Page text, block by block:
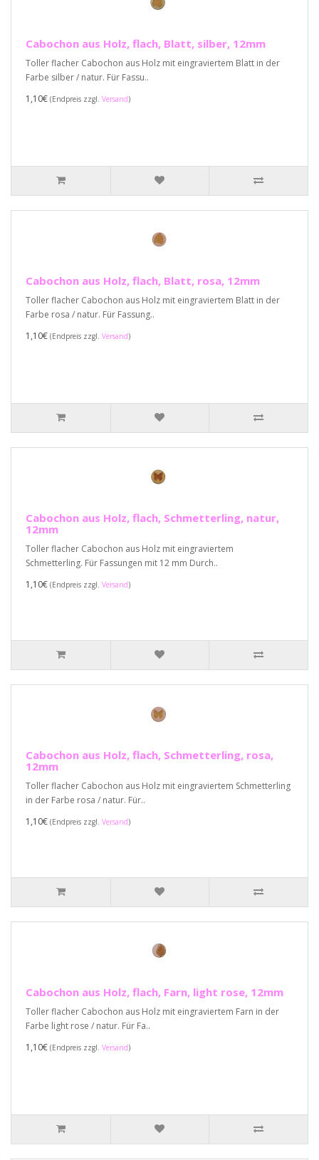
Cabochon aus Holz, flach, Blatt, silber, 12mm
Toller flacher Cabochon aus Holz mit eingraviertem Blatt in der
Farbe silber / natur. Für Fassu..
1,10€ (Endpreis zzgl. Versand)
Cabochon aus Holz, flach, Blatt, rosa, 12mm
Toller flacher Cabochon aus Holz mit eingraviertem Blatt in der
Farbe rosa / natur. Für Fassung..
1,10€ (Endpreis zzgl. Versand)
Cabochon aus Holz, flach, Schmetterling, natur,
12mm
Toller flacher Cabochon aus Holz mit eingraviertem
Schmetterling. Für Fassungen mit 12 mm Durch..
1,10€ (Endpreis zzgl. Versand)
Cabochon aus Holz, flach, Schmetterling, rosa,
12mm
Toller flacher Cabochon aus Holz mit eingraviertem Schmetterling
in der Farbe rosa / natur. Für..
1,10€ (Endpreis zzgl. Versand)
Cabochon aus Holz, flach, Farn, light rose, 12mm
Toller flacher Cabochon aus Holz mit eingraviertem Farn in der
Farbe light rose / natur. Für Fa..
1,10€ (Endpreis zzgl. Versand)